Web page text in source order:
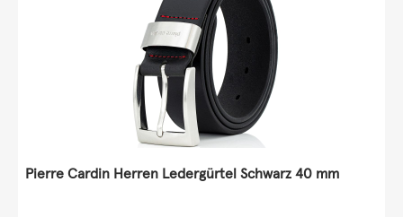
Pierre Cardin Herren Ledergürtel Schwarz 40 mm